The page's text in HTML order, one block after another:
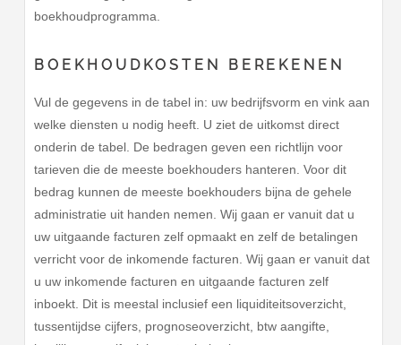
boekhoudprogramma.
BOEKHOUDKOSTEN BEREKENEN
Vul de gegevens in de tabel in: uw bedrijfsvorm en vink aan
welke diensten u nodig heeft. U ziet de uitkomst direct
onderin de tabel. De bedragen geven een richtlijn voor
tarieven die de meeste boekhouders hanteren. Voor dit
bedrag kunnen de meeste boekhouders bijna de gehele
administratie uit handen nemen. Wij gaan er vanuit dat u
uw uitgaande facturen zelf opmaakt en zelf de betalingen
verricht voor de inkomende facturen. Wij gaan er vanuit dat
u uw inkomende facturen en uitgaande facturen zelf
inboekt. Dit is meestal inclusief een liquiditeitsoverzicht,
tussentijdse cijfers, prognoseoverzicht, btw aangifte,